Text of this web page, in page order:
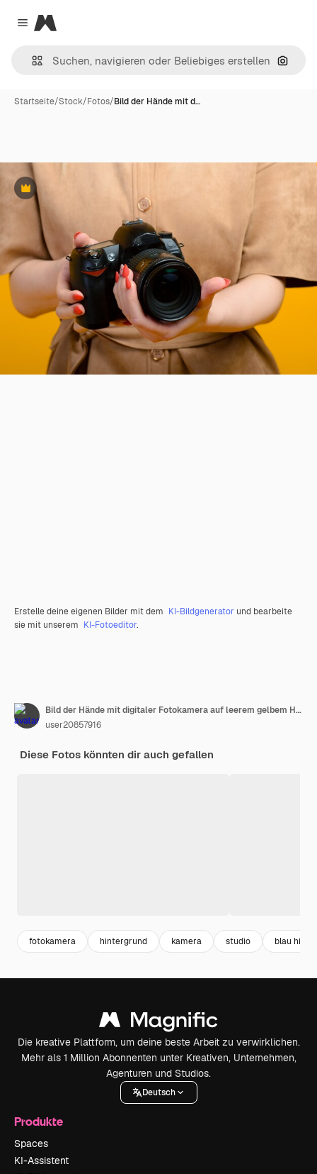
Close menu
Magnific
Nach
Startseite/Stock/Fotos/Bild der Hände mit d…
Premium
Erstelle deine eigenen Bilder mit dem KI-Bildgenerator und bearbeite
sie mit unserem KI-Fotoeditor.
Bild der Hände mit digitaler Fotokamera auf leerem gelbem Hintergrund
user20857916
Diese Fotos könnten dir auch gefallen
fotokamera hintergrund kamera studio blau
Die kreative Plattform, um deine beste Arbeit zu verwirklichen.
Mehr als 1 Million Abonnenten unter Kreativen, Unternehmen,
Agenturen und Studios.
Deutsch
Produkte
Spaces
KI-Assistent